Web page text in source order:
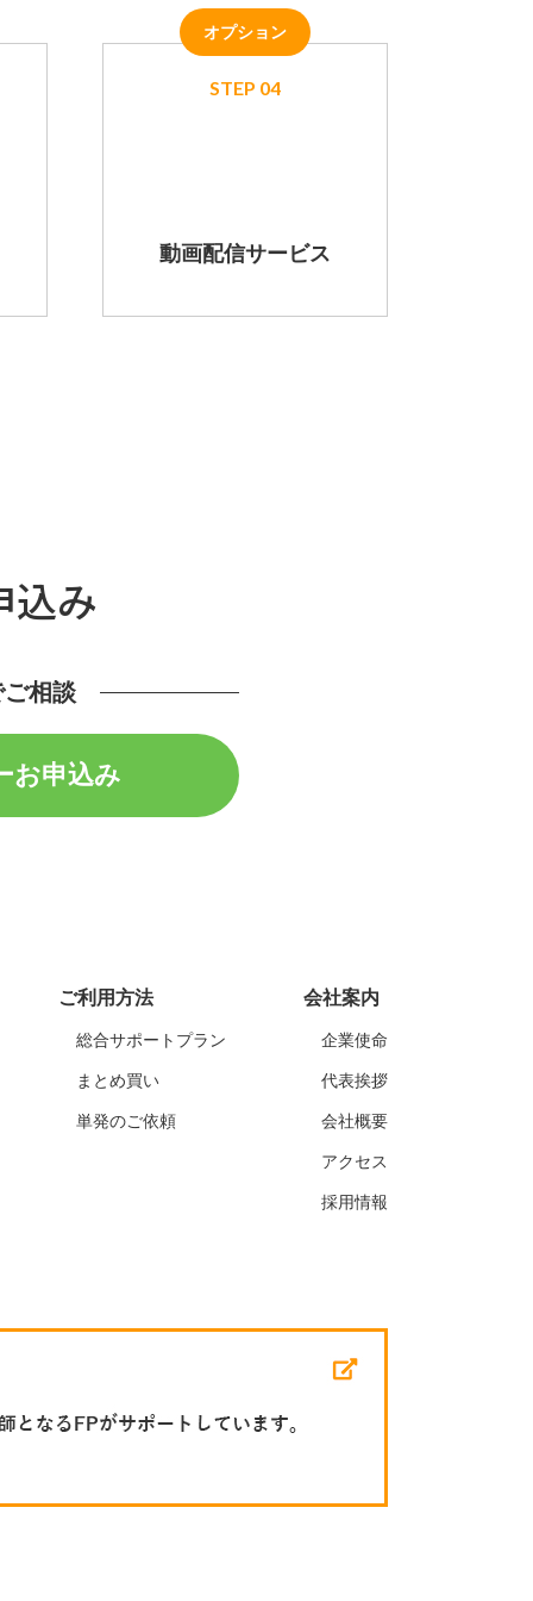
STEP 04
動画配信サービス
オプション
込み
相談
お申込み
ご利用方法
総合サポートプラン
まとめ買い
単発のご依頼
会社案内
企業使命
代表挨拶
会社概要
アクセス
採用情報